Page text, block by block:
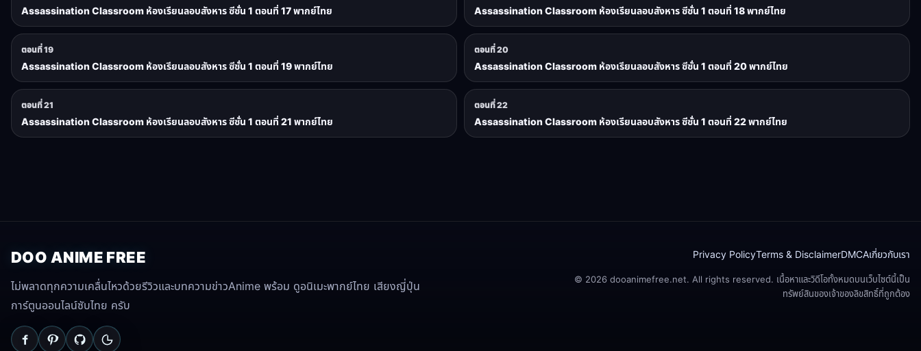
Assassination Classroom ห้องเรียนลอบสังหาร ซีซั่น 1 ตอนที่ 17 พากย์ไทย Assassination Classroom ห้องเรียนลอบสังหาร ซีซั่น 1 ตอนที่ 18 พากย์ไทย
ตอนที่ 19
Assassination Classroom ห้องเรียนลอบสังหาร ซีซั่น 1 ตอนที่ 19 พากย์ไทย
ตอนที่ 20
Assassination Classroom ห้องเรียนลอบสังหาร ซีซั่น 1 ตอนที่ 20 พากย์ไทย
ตอนที่ 21
Assassination Classroom ห้องเรียนลอบสังหาร ซีซั่น 1 ตอนที่ 21 พากย์ไทย
ตอนที่ 22
Assassination Classroom ห้องเรียนลอบสังหาร ซีซั่น 1 ตอนที่ 22 พากย์ไทย
DOO ANIME FREE
ไม่พลาดทุกความเคลื่นไหวด้วยรีวิวและบทความข่าวAnime พร้อม ดูอนิเมะพากย์ไทย เสียงญี่ปุ่น
การ์ตูนออนไลน์ซับไทย ครับ
Privacy PolicyTerms & DisclaimerDMCAเกี่ยวกับเรา
© 2026 dooanimefree.net. All rights reserved. เนื้อหาและวิดีโอทั้งหมดบนเว็บไซต์นี้เป็น
ทรัพย์สินของเจ้าของลิขสิทธิ์ที่ถูกต้อง